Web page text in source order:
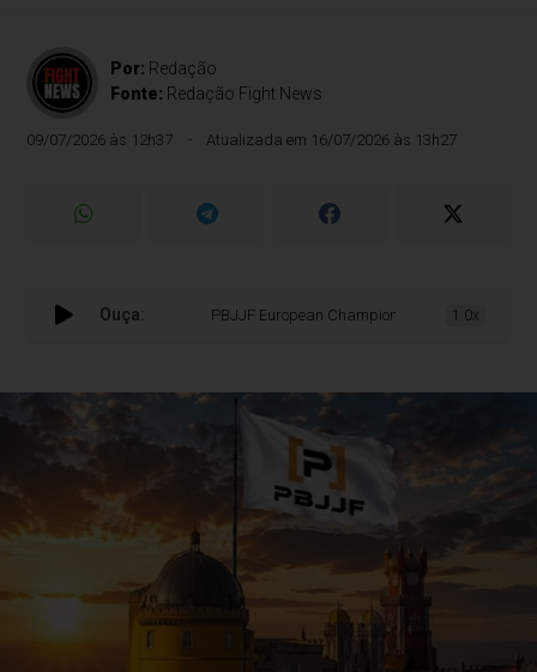
Por: Redação
Fonte: Redação Fight News
09/07/2026 às 12h37 Atualizada em 16/07/2026 às 13h27
Ouça: PBJJF European Championship 2026 leva a elite
1.0x